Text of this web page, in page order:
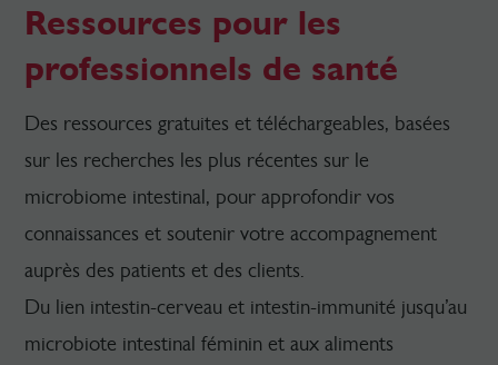
Ressources pour les
professionnels de santé
Des ressources gratuites et téléchargeables, basées
sur les recherches les plus récentes sur le
microbiome intestinal, pour approfondir vos
connaissances et soutenir votre accompagnement
auprès des patients et des clients.
Du lien intestin-cerveau et intestin-immunité jusqu’au
microbiote intestinal féminin et aux aliments